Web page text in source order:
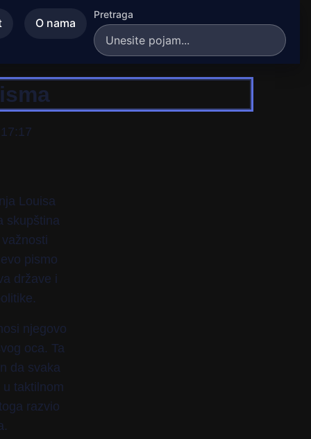
O nama
Pretraga
Louisa
skupština
pismo
države i
njegovo
oca. Ta
da svaka
taktilnom
razvio